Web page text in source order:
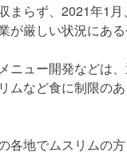
まらず、2021年1
が厳しい状況にあ
ニュー開発などは
ムなど食に制限の
各地でムスリムの